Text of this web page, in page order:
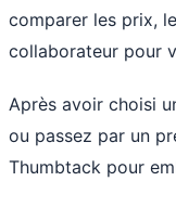
comparer les prix,
collaborateur pour
Après avoir choisi
ou passez par un
Thumbtack pour